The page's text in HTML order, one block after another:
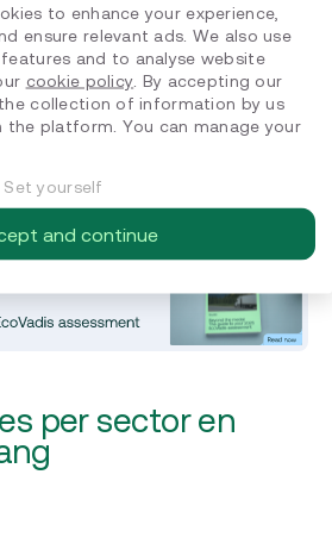
dus alleen relevante vragen en
documenten aan.
documenten aan te leveren die
dekken – zoals
of interne KPI-dashboards.
gids waarin EcoVadis-experts
per sector en
to enhance your experience,
ensure relevant ads. We also use
and to analyse website
cookie policy . By accepting our
collection of information by us
the platform. You can manage your
Set yourself
and continue